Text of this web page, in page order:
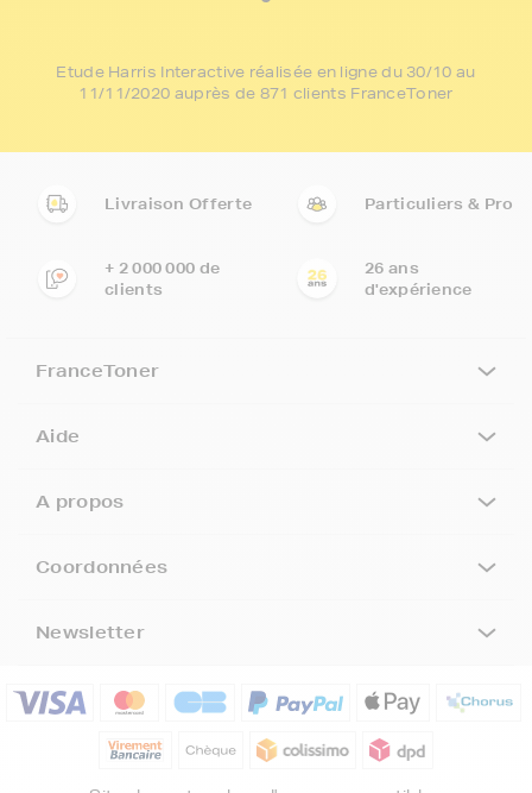
Etude Harris Interactive réalisée en ligne du 30/10 au
11/11/2020 auprès de 871 clients FranceToner
Livraison Offerte Particuliers & Pro
+ 2 000 000 de
clients
26 ans
d'expérience
FranceToner
Aide
A propos
Coordonnées
Newsletter
5€ offerts sur votre 1ère